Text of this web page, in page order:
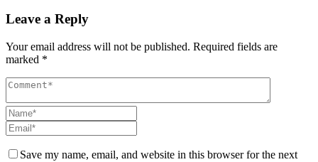
Leave a Reply
Your email address will not be published. Required fields are
marked *
Save my name, email, and website in this browser for the next